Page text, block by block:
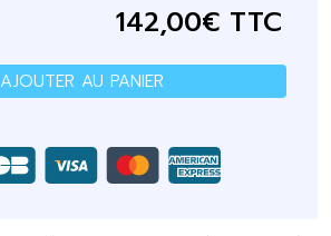
142,00€ TTC
AJOUTER AU PANIER